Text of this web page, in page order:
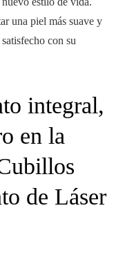
una piel más suave y
con su
integral,
en la
de Láser